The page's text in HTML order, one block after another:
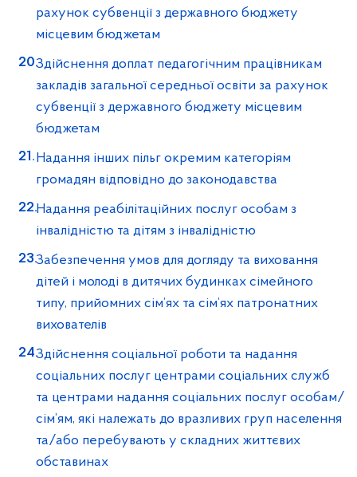
рахунок субвенції з державного бюджету
місцевим бюджетам
Здійснення доплат педагогічним працівникам
закладів загальної середньої освіти за рахунок
субвенції з державного бюджету місцевим
бюджетам
Надання інших пільг окремим категоріям
громадян відповідно до законодавства
Надання реабілітаційних послуг особам з
інвалідністю та дітям з інвалідністю
Забезпечення умов для догляду та виховання
дітей і молоді в дитячих будинках сімейного
типу, прийомних сім’ях та сім’ях патронатних
вихователів
Здійснення соціальної роботи та надання
соціальних послуг центрами соціальних служб
та центрами надання соціальних послуг особам/
сім’ям, які належать до вразливих груп населення
та/або перебувають у складних життєвих
обставинах